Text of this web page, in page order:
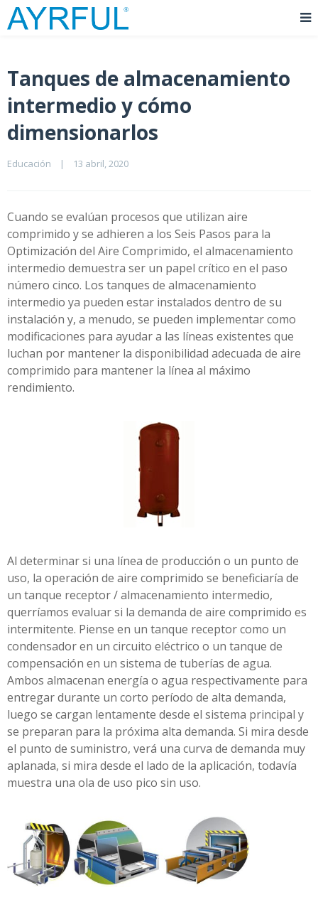
Tanques de almacenamiento
intermedio y cómo
dimensionarlos
Educación | 13 abril, 2020
Cuando se evalúan procesos que utilizan aire
comprimido y se adhieren a los Seis Pasos para la
Optimización del Aire Comprimido, el almacenamiento
intermedio demuestra ser un papel crítico en el paso
número cinco. Los tanques de almacenamiento
intermedio ya pueden estar instalados dentro de su
instalación y, a menudo, se pueden implementar como
modificaciones para ayudar a las líneas existentes que
luchan por mantener la disponibilidad adecuada de aire
comprimido para mantener la línea al máximo
rendimiento.
Al determinar si una línea de producción o un punto de
uso, la operación de aire comprimido se beneficiaría de
un tanque receptor / almacenamiento intermedio,
querríamos evaluar si la demanda de aire comprimido es
intermitente. Piense en un tanque receptor como un
condensador en un circuito eléctrico o un tanque de
compensación en un sistema de tuberías de agua.
Ambos almacenan energía o agua respectivamente para
entregar durante un corto período de alta demanda,
luego se cargan lentamente desde el sistema principal y
se preparan para la próxima alta demanda. Si mira desde
el punto de suministro, verá una curva de demanda muy
aplanada, si mira desde el lado de la aplicación, todavía
muestra una ola de uso pico sin uso.